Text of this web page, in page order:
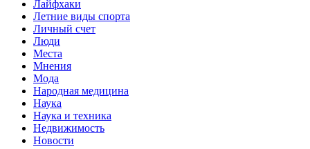
Лайфхаки
Летние виды спорта
Личный счет
Люди
Места
Мнения
Мода
Народная медицина
Наука
Наука и техника
Недвижимость
Новости